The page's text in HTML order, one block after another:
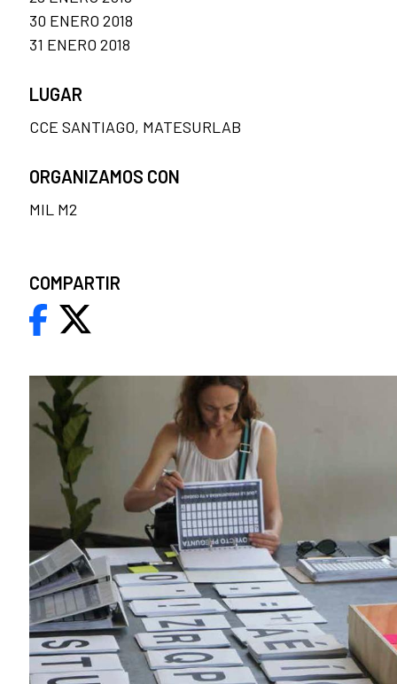
30 ENERO 2018
31 ENERO 2018
LUGAR
CCE SANTIAGO, MATESURLAB
ORGANIZAMOS CON
MIL M2
COMPARTIR